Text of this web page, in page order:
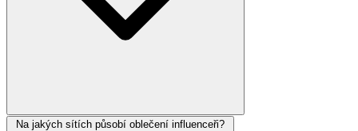
Na jakých sítích působí oblečení influenceři?